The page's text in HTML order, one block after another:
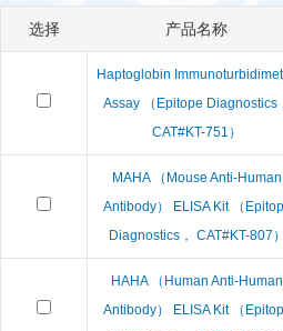
Biotez Berlin
Berry &
LGC
Abbexa
选择 产品名称
Haptoglobin
Assay （Epitope Diagnostics
CAT#KT-751）
MAHA （Mouse Anti-Human
Antibody） ELISA Kit （
Diagnostics， CAT#KT-807）
HAHA （Human Anti-Human
Antibody） ELISA Kit （